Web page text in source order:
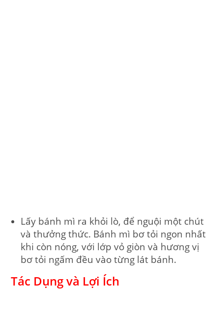
Lấy bánh mì ra khỏi lò, để nguội một chút
và thưởng thức. Bánh mì bơ tỏi ngon nhất
khi còn nóng, với lớp vỏ giòn và hương vị
bơ tỏi ngấm đều vào từng lát bánh.
Tác Dụng và Lợi Ích